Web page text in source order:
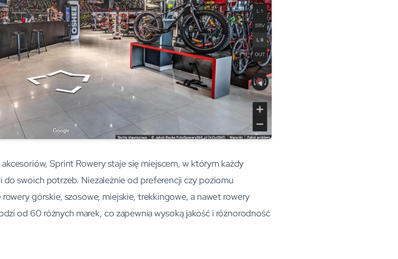
Sprint Rowery staje się miejscem, w którym każdy
swoich potrzeb. Niezależnie od preferencji czy poziomu
górskie, szosowe, miejskie, trekkingowe, a nawet rowery
od 60 różnych marek, co zapewnia wysoką jakość i różnorodność